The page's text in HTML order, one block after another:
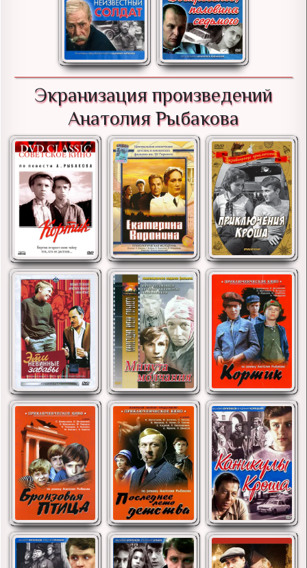
Экранизация произведений
Анатолия Рыбакова